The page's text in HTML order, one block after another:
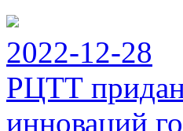
2022-12-28
РЦТТ придан
инноваций